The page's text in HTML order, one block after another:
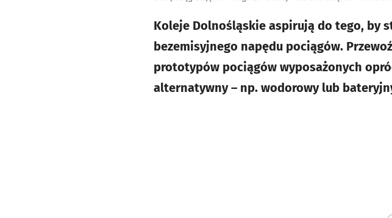
Koleje Dolnośląskie aspirują do tego, by
bezemisyjnego napędu pociągów.
prototypów pociągów wyposażonych
alternatywny – np. wodorowy lub